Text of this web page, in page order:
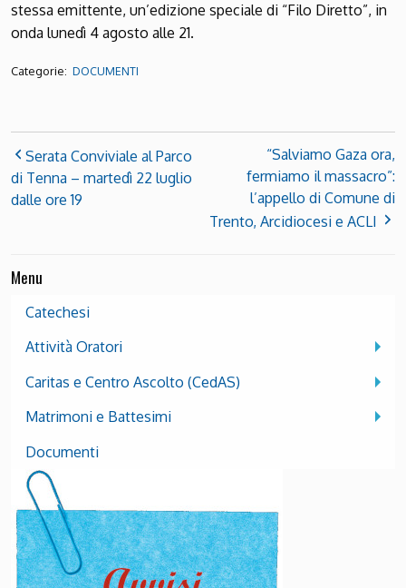
stessa emittente, un’edizione speciale di “Filo Diretto”, in
onda lunedì 4 agosto alle 21.
Categorie: DOCUMENTI
Serata Conviviale al Parco
di Tenna – martedì 22 luglio
dalle ore 19
“Salviamo Gaza ora,
fermiamo il massacro”:
l’appello di Comune di
Trento, Arcidiocesi e ACLI
Menu
Catechesi
Attività Oratori
Caritas e Centro Ascolto (CedAS)
Matrimoni e Battesimi
Documenti